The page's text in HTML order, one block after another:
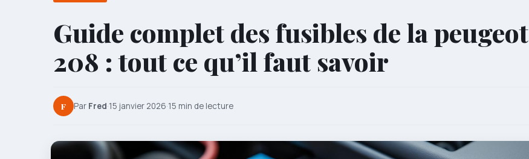
Guide complet des fusibles de la peugeot
208 : tout ce qu’il faut savoir
F Par Fred·15 janvier 2026·15 min de lecture